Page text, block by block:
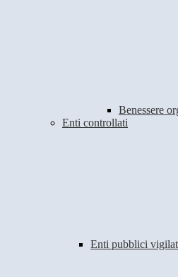
Benessere
Enti controllati
Enti pubblici